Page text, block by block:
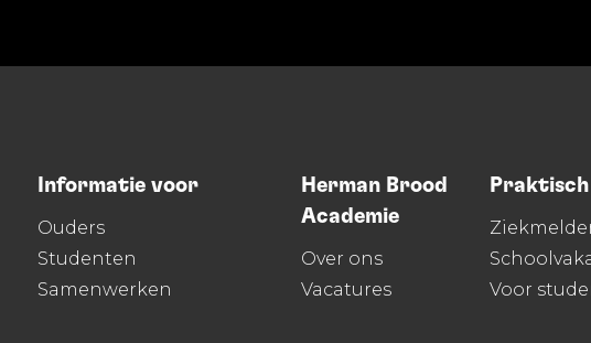
Informatie voor
Ouders
Studenten
Samenwerken
Herman Brood
Academie
Over ons
Vacatures
Praktisch
Voor